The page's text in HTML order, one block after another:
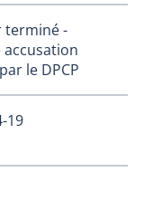
terminé -
accusation
le DPCP
19